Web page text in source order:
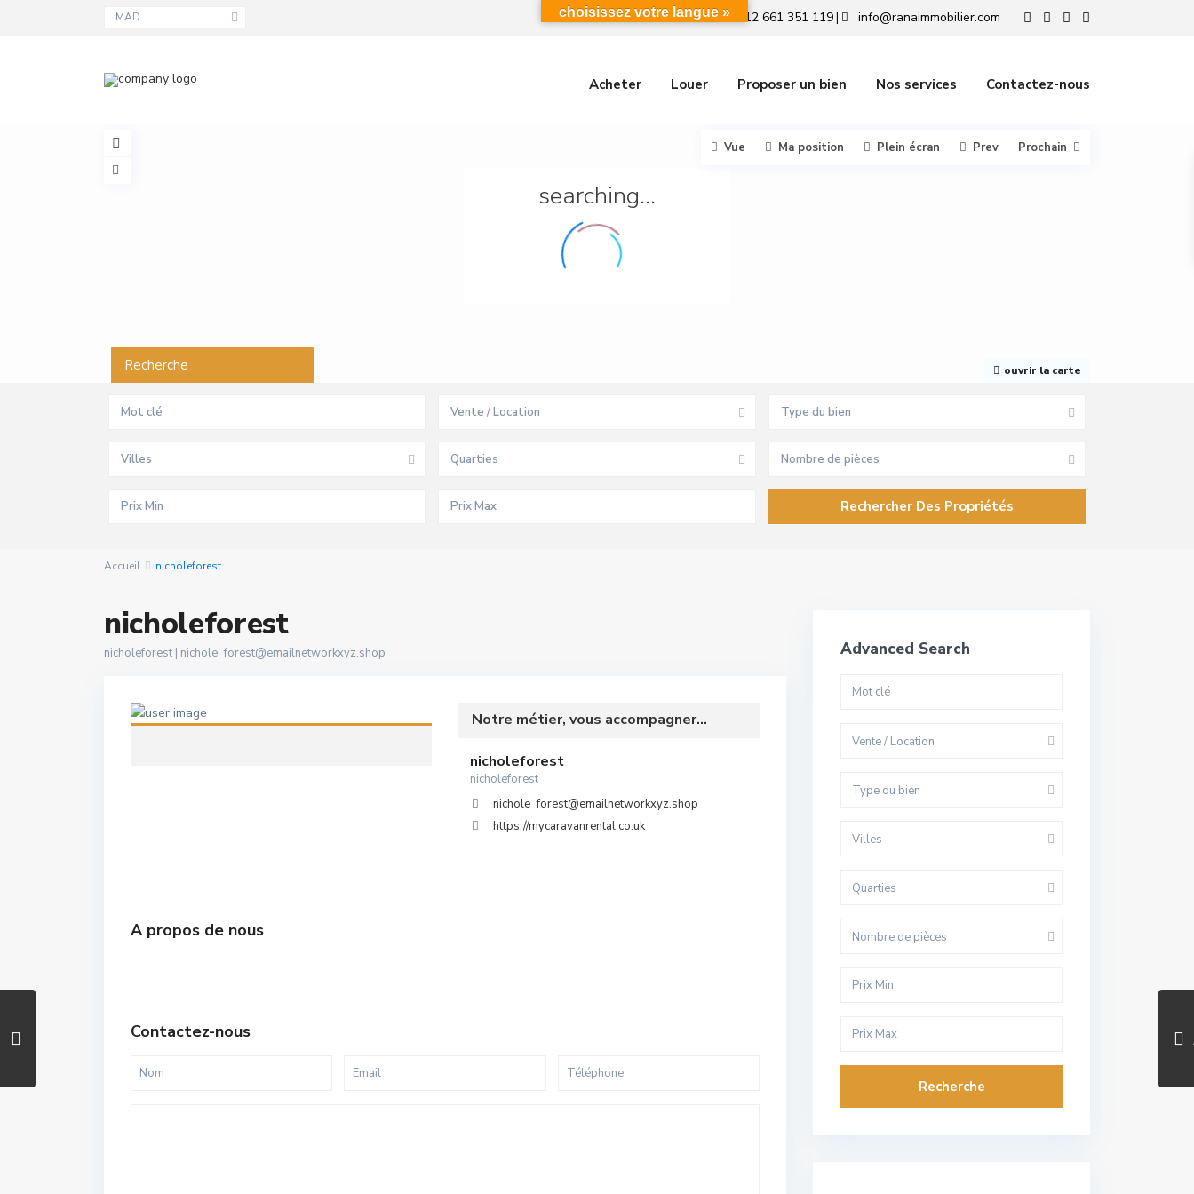
MAD +212 661 351 119| info@ranaimmobilier.com
Acheter Louer Proposer un bien Nos services Contactez-nous
searching...
ouvrir la carte
Vue Ma position Plein écran Prev Prochain
Recherche
Vente / Location Type du bien
Villes Quarties Nombre de pièces
Accueil nicholeforest
nicholeforest
nicholeforest | nichole_forest@emailnetworkxyz.shop
Notre métier, vous accompagner...
nicholeforest
nicholeforest
nichole_forest@emailnetworkxyz.shop
https://mycaravanrental.co.uk
A propos de nous
Contactez-nous
Advanced Search
Vente / Location
Type du bien
Villes
Quarties
Nombre de pièces
Recherche
choisissez votre langue »